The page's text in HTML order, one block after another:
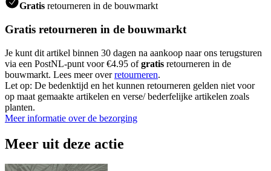
Gratis retourneren in de bouwmarkt
Gratis retourneren in de bouwmarkt
Je kunt dit artikel binnen 30 dagen na aankoop naar ons terugsturen
via een PostNL-punt voor €4.95 ofgratis retourneren in de
bouwmarkt. Lees meer overretourneren.
Let op: De bedenktijd en het kunnen retourneren gelden niet voor
op maat gemaakte artikelen en verse/ bederfelijke artikelen zoals
planten.
Meer informatie over de bezorging
Meer uit deze actie